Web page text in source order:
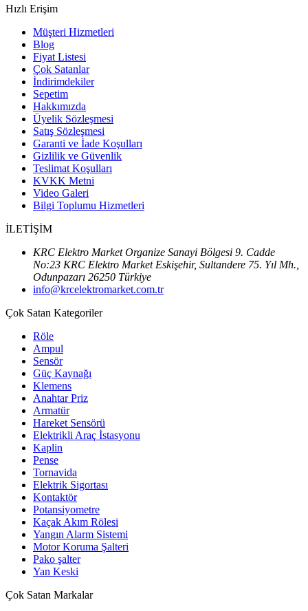
Hızlı Erişim
Müşteri Hizmetleri
Blog
Fiyat Listesi
Çok Satanlar
İndirimdekiler
Sepetim
Hakkımızda
Üyelik Sözleşmesi
Satış Sözleşmesi
Garanti ve İade Koşulları
Gizlilik ve Güvenlik
Teslimat Koşulları
KVKK Metni
Video Galeri
Bilgi Toplumu Hizmetleri
İLETİŞİM
KRC Elektro Market Organize Sanayi Bölgesi 9. Cadde
No:23 KRC Elektro Market Eskişehir, Sultandere 75. Yıl Mh.,
Odunpazarı 26250 Türkiye
info@krcelektromarket.com.tr
Çok Satan Kategoriler
Röle
Ampul
Sensör
Güç Kaynağı
Klemens
Anahtar Priz
Armatür
Hareket Sensörü
Elektrikli Araç İstasyonu
Kaplin
Pense
Tornavida
Elektrik Sigortası
Kontaktör
Potansiyometre
Kaçak Akım Rölesi
Yangın Alarm Sistemi
Motor Koruma Şalteri
Pako şalter
Yan Keski
Çok Satan Markalar